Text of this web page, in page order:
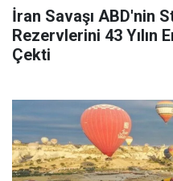
İran Savaşı ABD'nin
Rezervlerini 43 Yılın
Çekti